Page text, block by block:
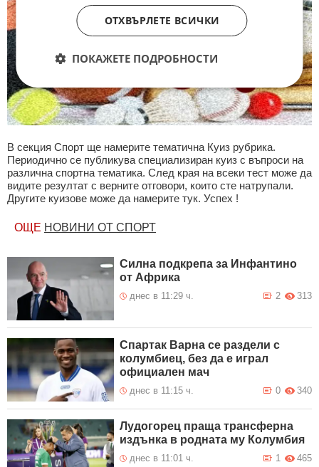
В секция Спорт ще намерите тематична Куиз рубрика.
Периодично се публикува специализиран куиз с въпроси на
различна спортна тематика. След края на всеки тест може да
видите резултат с верните отговори, които сте натрупали.
Другите куизове може да намерите тук. Успех !
ОЩЕ НОВИНИ ОТ СПОРТ
Силна подкрепа за Инфантино
от Африка
днес в 11:29 ч. 313
2
Спартак Варна се раздели с
колумбиец, без да е играл
официален мач
днес в 11:15 ч. 340
0
Лудогорец праща трансферна
издънка в родната му Колумбия
днес в 11:01 ч. 465
1
ОТХВЪРЛЕТЕ ВСИЧКИ
ПОКАЖЕТЕ ПОДРОБНОСТИ